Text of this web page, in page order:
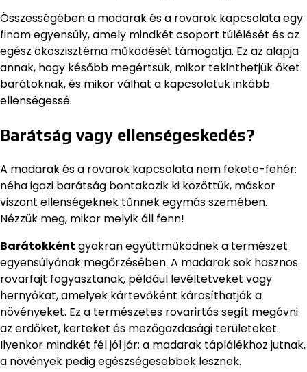
Összességében a madarak és a rovarok kapcsolata egy
finom egyensúly, amely mindkét csoport túlélését és az
egész ökoszisztéma működését támogatja. Ez az alapja
annak, hogy később megértsük, mikor tekinthetjük őket
barátoknak, és mikor válhat a kapcsolatuk inkább
ellenségessé.
Barátság vagy ellenségeskedés?
A madarak és a rovarok kapcsolata nem fekete-fehér:
néha igazi barátság bontakozik ki közöttük, máskor
viszont ellenségeknek tűnnek egymás szemében.
Nézzük meg, mikor melyik áll fenn!
Barátokként gyakran együttműködnek a természet
egyensúlyának megőrzésében. A madarak sok hasznos
rovarfajt fogyasztanak, például levéltetveket vagy
hernyókat, amelyek kártevőként károsíthatják a
növényeket. Ez a természetes rovarirtás segít megóvni
az erdőket, kerteket és mezőgazdasági területeket.
Ilyenkor mindkét fél jól jár: a madarak táplálékhoz jutnak,
a növények pedig egészségesebbek lesznek.